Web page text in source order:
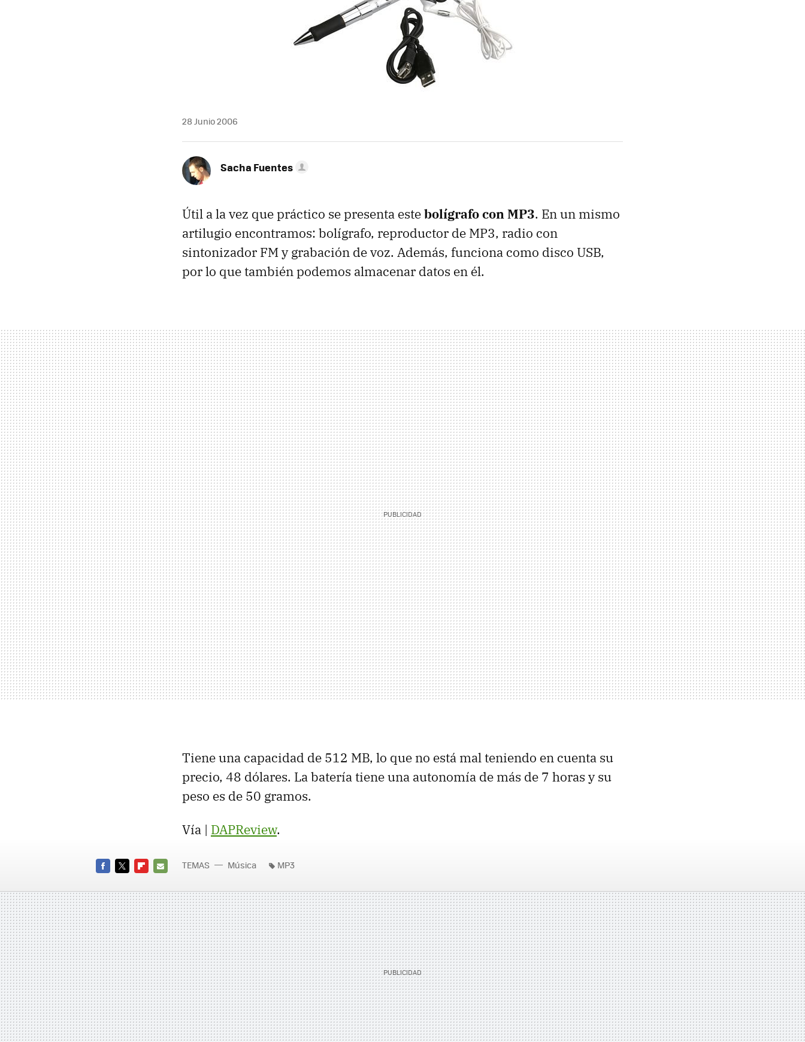
28 Junio 2006
Sacha Fuentes
Útil a la vez que práctico se presenta estebolígrafo con MP3. En un mismo
artilugio encontramos: bolígrafo, reproductor de MP3, radio con
sintonizador FM y grabación de voz. Además, funciona como disco USB,
por lo que también podemos almacenar datos en él.
Tiene una capacidad de 512 MB, lo que no está mal teniendo en cuenta su
precio, 48 dólares. La batería tiene una autonomía de más de 7 horas y su
peso es de 50 gramos.
Vía | DAPReview.
MAIL
TEMAS Música MP3